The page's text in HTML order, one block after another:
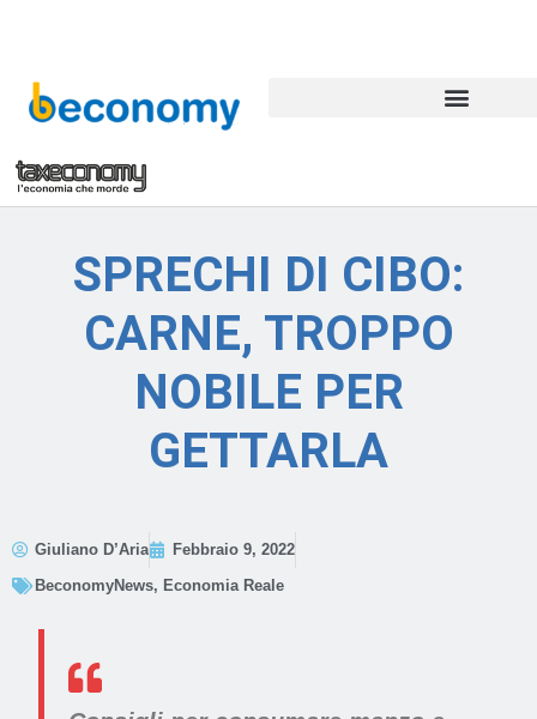
SPRECHI DI CIBO:
CARNE, TROPPO
NOBILE PER
GETTARLA
Giuliano D’Aria
Febbraio 9, 2022
BeconomyNews, Economia Reale